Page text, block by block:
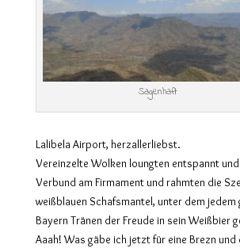
Sagenhaft
Lalibela Airport, herzallerliebst.
Vereinzelte Wolken loungten entspannt
Verbund am Firmament und rahmten die
weißblauen Schafsmantel, unter dem jedem
Bayern Tränen der Freude in sein Weißbier
Aaah! Was gäbe ich jetzt für eine Brezn und